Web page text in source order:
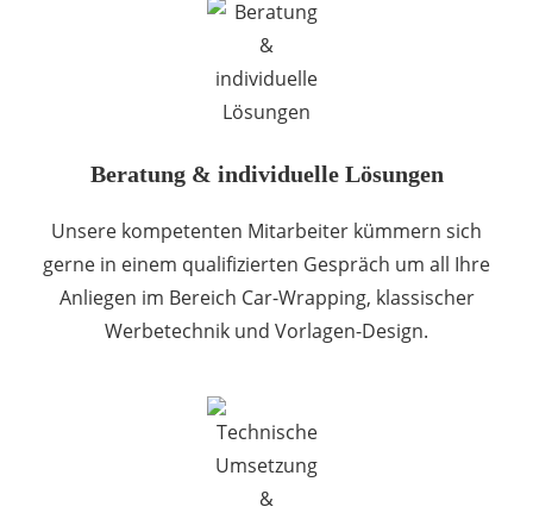
Beratung & individuelle Lösungen
Unsere kompetenten Mitarbeiter kümmern sich
gerne in einem qualifizierten Gespräch um all Ihre
Anliegen im Bereich Car-Wrapping, klassischer
Werbetechnik und Vorlagen-Design.